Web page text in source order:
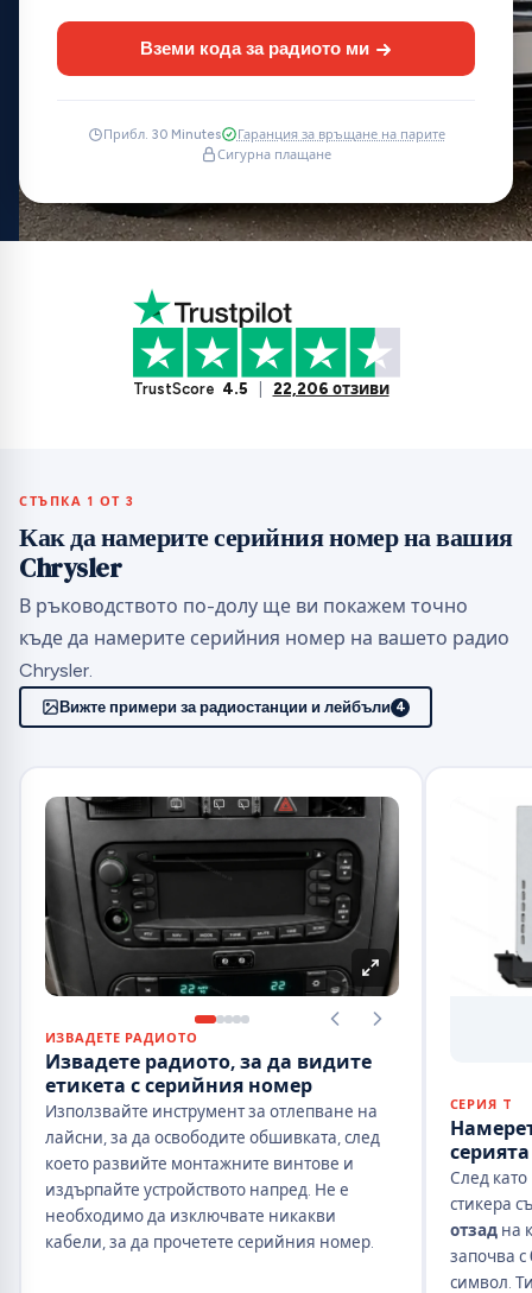
Вземи кода за радиото ми
Прибл. 30 Minutes
Гаранция за връщане на парите
Сигурна плащане
TrustScore 4.5 22,206 отзиви
СТЪПКА 1 ОТ 3
Как да намерите серийния номер на вашия
Chrysler
В ръководството по-долу ще ви покажем точно
къде да намерите серийния номер на вашето радио
Chrysler.
Вижте примери за радиостанции и лейбъли 4
ИЗВАДЕТЕ РАДИОТО
Извадете радиото, за да видите
етикета с серийния номер
Използвайте инструмент за отлепване на
лайсни, за да освободите обшивката, след
което развийте монтажните винтове и
издърпайте устройството напред. Не е
необходимо да изключвате никакви
кабели, за да прочетете серийния номер.
СЕРИЯ T
След като
стикера
отзадна
започва с
символ.